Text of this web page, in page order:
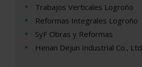
Trabajos Verticales Logroño
Reformas Integrales Logroño
SyF Obras y Reformas
Henan Dejun Industrial Co., Ltd